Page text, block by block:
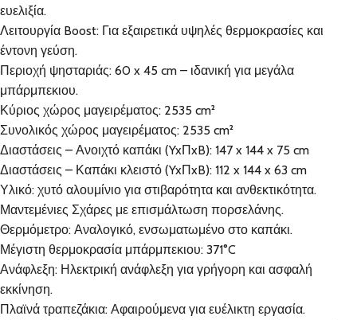
ευελιξία.
Λειτουργία Boost: Για εξαιρετικά υψηλές θερμοκρασίες και
έντονη γεύση.
Περιοχή ψησταριάς: 60 x 45 cm – ιδανική για μεγάλα
μπάρμπεκιου.
Κύριος χώρος μαγειρέματος: 2535 cm²
Συνολικός χώρος μαγειρέματος: 2535 cm²
Διαστάσεις – Ανοιχτό καπάκι (YxΠxB): 147 x 144 x 75 cm
Διαστάσεις – Καπάκι κλειστό (YxΠxB): 112 x 144 x 63 cm
Υλικό: χυτό αλουμίνιο για στιβαρότητα και ανθεκτικότητα.
Μαντεμένιες Σχάρες με επισμάλτωση πορσελάνης.
Θερμόμετρο: Αναλογικό, ενσωματωμένο στο καπάκι.
Μέγιστη θερμοκρασία μπάρμπεκιου: 371°C
Ανάφλεξη: Ηλεκτρική ανάφλεξη για γρήγορη και ασφαλή
εκκίνηση.
Πλαϊνά τραπεζάκια: Αφαιρούμενα για ευέλικτη εργασία.